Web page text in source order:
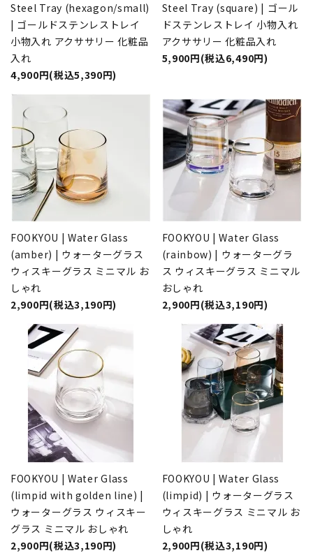
Steel Tray (hexagon/small)
| ゴールドステンレストレイ
小物入れ アクササリー 化粧品
入れ
4,900円(税込5,390円)
Steel Tray (square) | ゴール
ドステンレストレイ 小物入れ
アクササリー 化粧品入れ
5,900円(税込6,490円)
FOOKYOU | Water Glass
(amber) | ウォーターグラス
ウィスキーグラス ミニマル お
しゃれ
2,900円(税込3,190円)
FOOKYOU | Water Glass
(rainbow) | ウォーターグラ
ス ウィスキーグラス ミニマル
おしゃれ
2,900円(税込3,190円)
FOOKYOU | Water Glass
(limpid with golden line) |
ウォーターグラス ウィスキー
グラス ミニマル おしゃれ
2,900円(税込3,190円)
FOOKYOU | Water Glass
(limpid) | ウォーターグラス
ウィスキーグラス ミニマル お
しゃれ
2,900円(税込3,190円)